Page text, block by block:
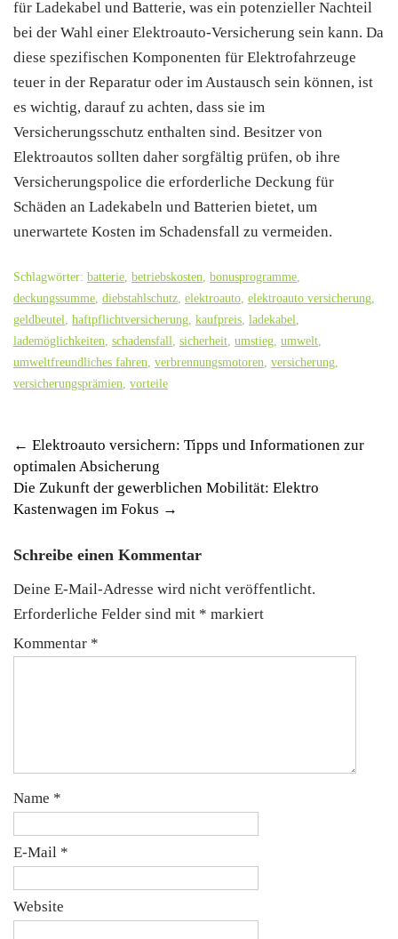
für Ladekabel und Batterie, was ein potenzieller Nachteil
bei der Wahl einer Elektroauto-Versicherung sein kann. Da
diese spezifischen Komponenten für Elektrofahrzeuge
teuer in der Reparatur oder im Austausch sein können, ist
es wichtig, darauf zu achten, dass sie im
Versicherungsschutz enthalten sind. Besitzer von
Elektroautos sollten daher sorgfältig prüfen, ob ihre
Versicherungspolice die erforderliche Deckung für
Schäden an Ladekabeln und Batterien bietet, um
unerwartete Kosten im Schadensfall zu vermeiden.
Schlagwörter: batterie betriebskosten bonusprogramme
deckungssumme diebstahlschutz elektroauto elektroauto versicherung
geldbeutel haftpflichtversicherung kaufpreis ladekabel
lademöglichkeiten schadensfall sicherheit umstieg umwelt
umweltfreundliches fahren verbrennungsmotoren versicherung
versicherungsprämien vorteile
Post
navigation
← Elektroauto versichern: Tipps und Informationen zur
optimalen Absicherung
Die Zukunft der gewerblichen Mobilität: Elektro
Kastenwagen im Fokus →
Schreibe einen Kommentar
Deine E-Mail-Adresse wird nicht veröffentlicht.
Erforderliche Felder sind mit * markiert
Kommentar *
Name *
E-Mail *
Website